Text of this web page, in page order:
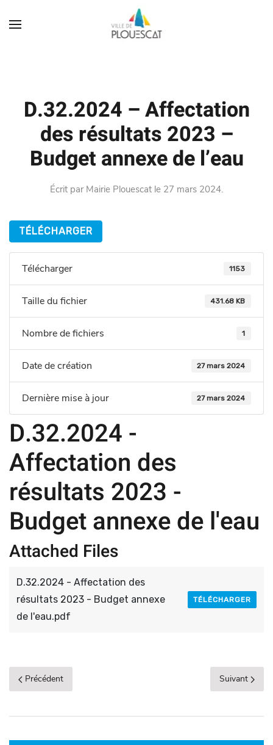
D.32.2024 – Affectation
des résultats 2023 –
Budget annexe de l’eau
Écrit par Mairie Plouescat le 27 mars 2024.
TÉLÉCHARGER
Télécharger 1153
Taille du fichier 431.68 KB
Nombre de fichiers 1
Date de création 27 mars 2024
Dernière mise à jour 27 mars 2024
D.32.2024 -
Affectation des
résultats 2023 -
Budget annexe de l'eau
Attached Files
D.32.2024 - Affectation des
résultats 2023 - Budget annexe
de l'eau.pdf
TÉLÉCHARGER
Précédent Suivant